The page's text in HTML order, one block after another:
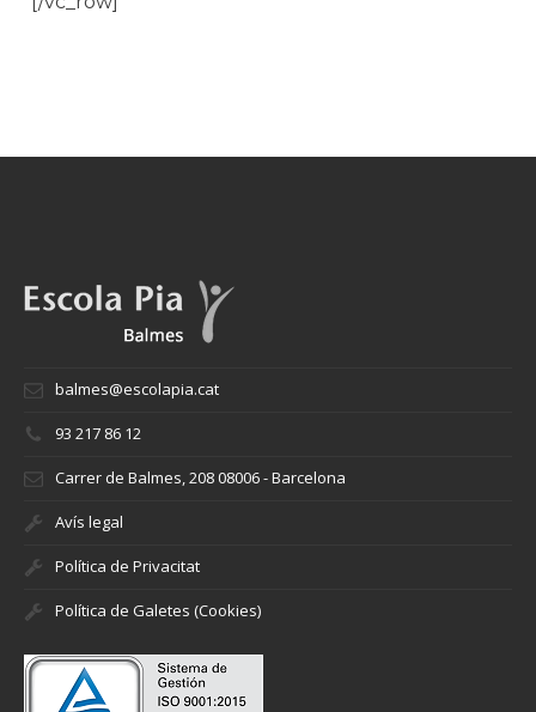
balmes@escolapia.cat
93 217 86 12
Carrer de Balmes, 208 08006 - Barcelona
Avís legal
Política de Privacitat
Política de Galetes (Cookies)